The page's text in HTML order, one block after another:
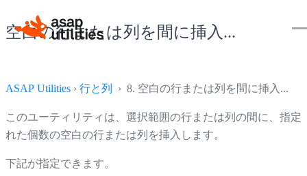
空白の行または列を間に挿入...
ASAP Utilities › 行と列 › 8. 空白の行または列を間に挿入...
このユーティリティは、選択範囲の行または列の間に、指定
れた個数の空白の行または列を挿入します。
下記が指定できます。